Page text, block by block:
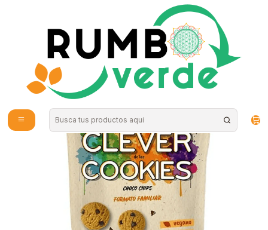
Envío gratis por compras sobre los 59.990 en la provincia de Santiago
Galletas Cookies Choco chips Familiar 150 gr Eat Clever